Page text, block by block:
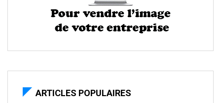
ARTICLES POPULAIRES